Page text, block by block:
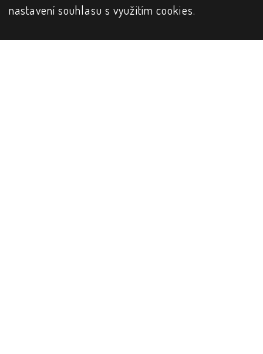
nastavení souhlasu s využitím cookies.